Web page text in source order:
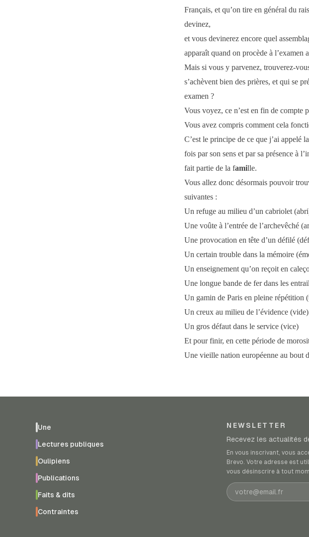
Français, et qu’on tire en général du
devinez,
et vous devinerez encore quel
apparaît quand on procède à
Mais si vous y parvenez, trouverez-
s’achèvent bien des prières, et qui se
examen ?
Vous voyez, ce n’est en fin de compte
Vous avez compris comment cela
C’est le principe de ce que j’ai
fois par son sens et par sa présence à
fait partie de la famille.
Vous allez donc désormais pouvoir
suivantes :
Un refuge au milieu d’un cabriolet
Une voûte à l’entrée de l’archevêché
Une provocation en tête d’un défilé
Un certain trouble dans la mémoire
Un enseignement qu’on reçoit en
Une longue bande de fer dans les
Un gamin de Paris en pleine répétition
Un creux au milieu de l’évidence (vide)
Un gros défaut dans le service (vice)
Et pour finir, en cette période de
Une vieille nation européenne au bout
Une
Lectures publiques
Oulipiens
Publications
Faits & dits
Contraintes
NEWSLETTER
Recevez les actualités
En vous inscrivant, vous
Brevo. Votre adresse est
vous désinscrire à tout
Adresse e-mail